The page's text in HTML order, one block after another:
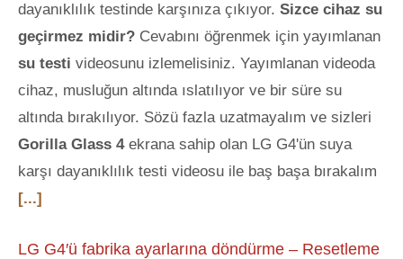
dayanıklılık testinde karşınıza çıkıyor. Sizce cihaz su
geçirmez midir? Cevabını öğrenmek için yayımlanan
su testi videosunu izlemelisiniz. Yayımlanan videoda
cihaz, musluğun altında ıslatılıyor ve bir süre su
altında bırakılıyor. Sözü fazla uzatmayalım ve sizleri
Gorilla Glass 4ekrana sahip olan LG G4'ün suya
karşı dayanıklılık testi videosu ile baş başa bırakalım
[...]
LG G4′ü fabrika ayarlarına döndürme – Resetleme